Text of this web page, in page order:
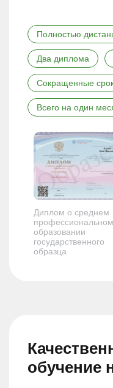
Полностью
Два диплома
Сокращенные
Всего на один
Диплом о среднем
профессиональном
образовании
государственного
образца
обучение